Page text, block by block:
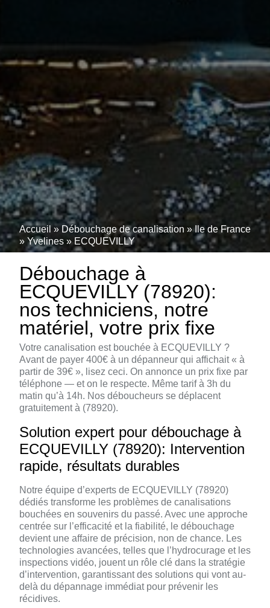
Accueil » Débouchage de canalisation » Ile de France
» Yvelines » ECQUEVILLY
Débouchage à
ECQUEVILLY (78920):
nos techniciens, notre
matériel, votre prix fixe
Votre canalisation est bouchée à ECQUEVILLY ?
Avant de payer 400€ à un dépanneur qui affichait « à
partir de 39€ », lisez ceci. On annonce un prix fixe par
téléphone — et on le respecte. Même tarif à 3h du
matin qu’à 14h. Nos déboucheurs se déplacent
gratuitement à (78920).
Solution expert pour débouchage à
ECQUEVILLY (78920): Intervention
rapide, résultats durables
Notre équipe d’experts de ECQUEVILLY (78920)
dédiés transforme les problèmes de canalisations
bouchées en souvenirs du passé. Avec une approche
centrée sur l’efficacité et la fiabilité, le débouchage
devient une affaire de précision, non de chance. Les
technologies avancées, telles que l’hydrocurage et les
inspections vidéo, jouent un rôle clé dans la stratégie
d’intervention, garantissant des solutions qui vont au-
delà du dépannage immédiat pour prévenir les
récidives.